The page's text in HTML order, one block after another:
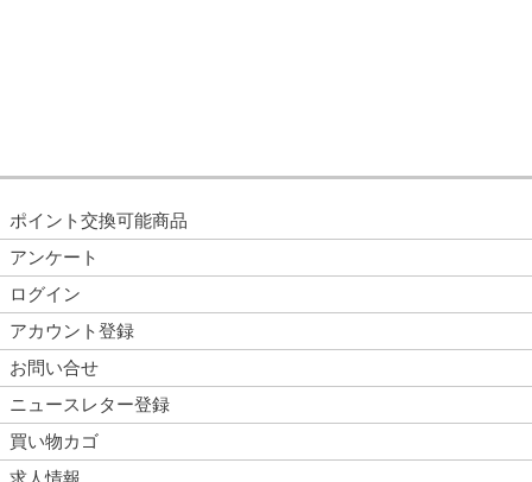
ポイント交換可能商品
アンケート
ログイン
アカウント登録
お問い合せ
ニュースレター登録
買い物カゴ
求人情報